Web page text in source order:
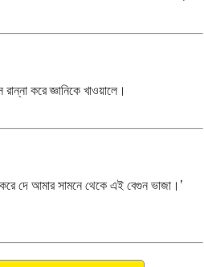
করে জ্ঞানিকে খাওয়ালে।
করে দে আমার সামনে থেকে এই বেগুন ভাজা।’